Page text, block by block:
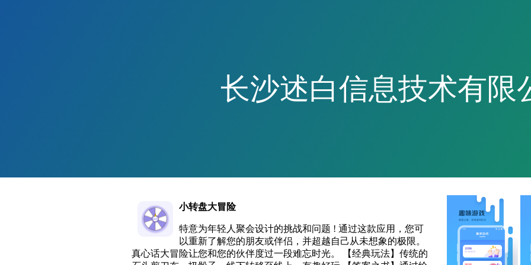
长沙述白信息技术有限
小转盘大冒险
特意为年轻人聚会设计的挑战和问题 ! 通过这款应用，您可
以重新了解您的朋友或伴侣，并超越自己从未想象的极限。
真心话大冒险让您和您的伙伴度过一段难忘时光。 【经典玩法】传统的